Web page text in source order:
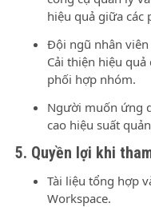
hiệu quả giữa các
Đội ngũ nhân viên
Cải thiện hiệu quả
phối hợp nhóm.
Người muốn ứng
cao hiệu suất
5. Quyền lợi khi
Tài liệu tổng hợp
Workspace.